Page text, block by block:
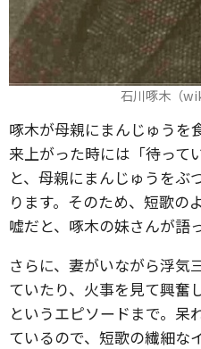
石川啄木（
啄木が母親にまんじゅうを
来上がった時には「待って
と、母親にまんじゅうをぶ
ります。そのため、短歌の
嘘だと、啄木の妹さんが語
さらに、妻がいながら浮気
ていたり、火事を見て興奮
というエピソードまで。呆
ているので、短歌の繊細な